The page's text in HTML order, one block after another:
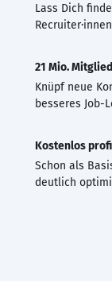
Lass Dich
21 Mio.
Knüpf neue
besseres Job-
Kostenlos
Schon als
deutlich